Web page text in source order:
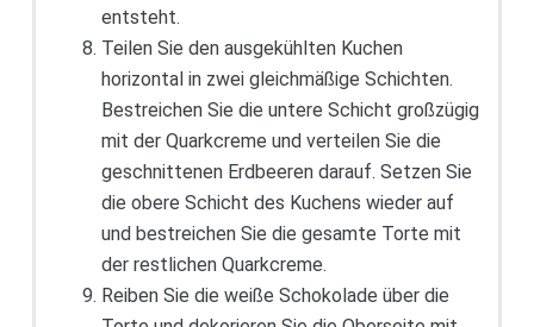
entsteht.
Teilen Sie den ausgekühlten Kuchen
horizontal in zwei gleichmäßige Schichten.
Bestreichen Sie die untere Schicht großzügig
mit der Quarkcreme und verteilen Sie die
geschnittenen Erdbeeren darauf. Setzen Sie
die obere Schicht des Kuchens wieder auf
und bestreichen Sie die gesamte Torte mit
der restlichen Quarkcreme.
Reiben Sie die weiße Schokolade über die